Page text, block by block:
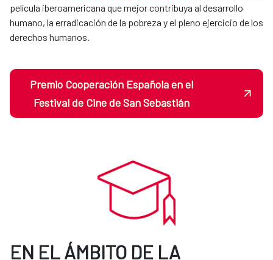
película iberoamericana que mejor contribuya al desarrollo
humano, la erradicación de la pobreza y el pleno ejercicio de los
derechos humanos.
Premio Cooperación Española en el
Festival de Cine de San Sebastián
EN EL ÁMBITO DE LA